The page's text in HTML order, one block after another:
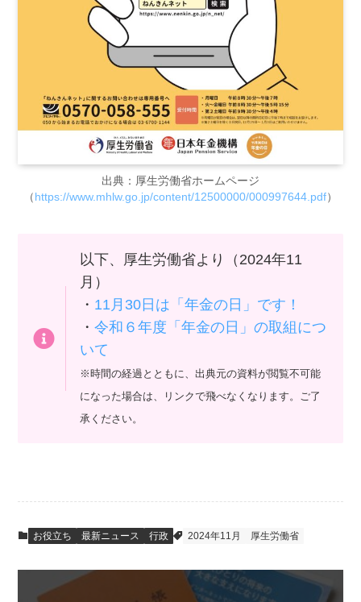
出典：厚生労働省ホームページ
（https://www.mhlw.go.jp/content/12500000/000997644.pdf）
以下、厚生労働省より（2024年11
月）
・ 11月30日は「年金の日」です！
・ 令和６年度「年金の日」の取組につ
いて
※時間の経過とともに、出典元の資料が閲覧不可能
になった場合は、リンクで飛べなくなります。ご了
承ください。
お役立ち 最新ニュース 行政 2024年11月 厚生労働省